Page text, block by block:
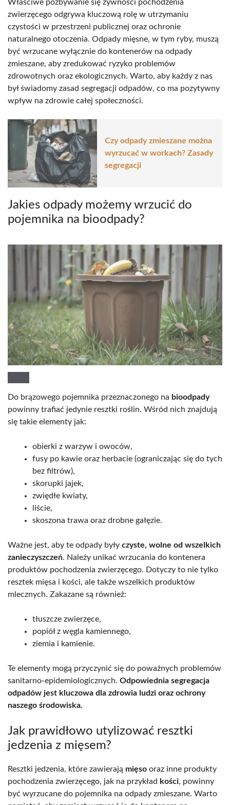
Właściwe pozbywanie się żywności pochodzenia
zwierzęcego odgrywa kluczową rolę w utrzymaniu
czystości w przestrzeni publicznej oraz ochronie
naturalnego otoczenia. Odpady mięsne, w tym ryby, muszą
być wrzucane wyłącznie do kontenerów na odpady
zmieszane, aby zredukować ryzyko problemów
zdrowotnych oraz ekologicznych. Warto, aby każdy z nas
był świadomy zasad segregacji odpadów, co ma pozytywny
wpływ na zdrowie całej społeczności.
Czy odpady zmieszane można
wyrzucać w workach? Zasady
segregacji
Jakies odpady możemy wrzucić do
pojemnika na bioodpady?
Do brązowego pojemnika przeznaczonego na bioodpady
powinny trafiać jedynie resztki roślin. Wśród nich znajdują
się takie elementy jak:
obierki z warzyw i owoców,
fusy po kawie oraz herbacie (ograniczając się do tych
bez filtrów),
skorupki jajek,
zwiędłe kwiaty,
liście,
skoszona trawa oraz drobne gałęzie.
Ważne jest, aby te odpady były czyste, wolne od wszelkich
zanieczyszczeń. Należy unikać wrzucania do kontenera
produktów pochodzenia zwierzęcego. Dotyczy to nie tylko
resztek mięsa i kości, ale także wszelkich produktów
mlecznych. Zakazane są również:
tłuszcze zwierzęce,
popiół z węgla kamiennego,
ziemia i kamienie.
Te elementy mogą przyczynić się do poważnych problemów
sanitarno-epidemiologicznych. Odpowiednia segregacja
odpadów jest kluczowa dla zdrowia ludzi oraz ochrony
naszego środowiska.
Jak prawidłowo utylizować resztki
jedzenia z mięsem?
Resztki jedzenia, które zawierają mięso oraz inne produkty
pochodzenia zwierzęcego, jak na przykład kości, powinny
być wyrzucane do pojemnika na odpady zmieszane. Warto